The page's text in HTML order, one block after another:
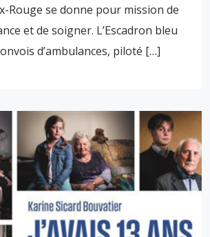
Rouge se donne pour mission de
et de soigner. L’Escadron bleu
d’ambulances, piloté […]